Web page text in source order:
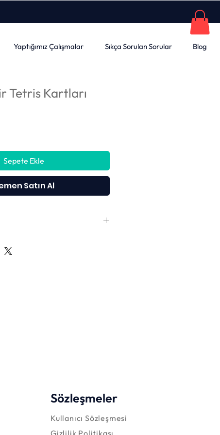
Yaptığımız Çalışmalar Sıkça Sorulan Sorular Blog
Tetris Kartları
Sepete Ekle
Satın Al
gönderim yapılmaz, basılı
Sözleşmeler
Kullanıcı Sözleşmesi
Gizlilik Politikası